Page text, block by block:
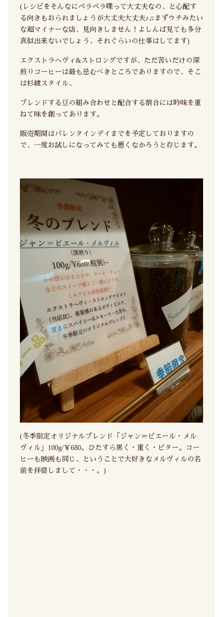
(レシピをそんなにペラペラ喋って大丈夫なの、と心配す
る向きもおられましょうが大丈夫大丈夫♪♫まずウチみたい
な超マイナーな店、見向きしません！よしんば見ても多分
真似出来ないでしょう、それぐらいの仕事はしてます)
エクストラヘヴィ&ストロングですが、ただ苦いだけの深
煎りコーヒーは最も忌むべきところでありますので、そこ
は杉綾スタイル、
ブレンドする豆の組み合わせと配合する割合には吟味を重
ねて味を創ってあります。
販売期間はバレンタインデイまでを予定しておりますの
で、一度お試しになってみても悪くなかろうと存じます。
(冬季限定オリジナルブレンド「ジャン＝ピエール・メル
ヴィル」100g/￥680。ひたすら黒く・重く・ビター。コー
ヒーも映画も同じ、ということで大好きなメルヴィルの名
前を拝借しまして・・・。)